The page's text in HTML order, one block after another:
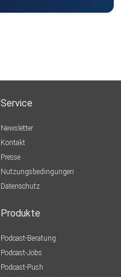
Service
Newsletter
Kontakt
Presse
Nutzungsbedingungen
Datenschutz
Produkte
Podcast-Beratung
Podcast-Jobs
Podcast-Push